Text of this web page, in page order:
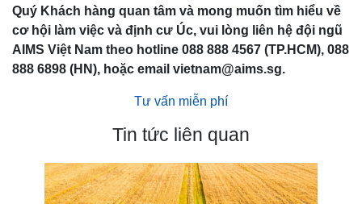
Quý Khách hàng quan tâm và mong muốn tìm hiểu về
cơ hội làm việc và định cư Úc, vui lòng liên hệ đội ngũ
AIMS Việt Nam theo hotline 088 888 4567 (TP.HCM), 088
888 6898 (HN), hoặc email vietnam@aims.sg.
Tư vấn miễn phí
Tin tức liên quan